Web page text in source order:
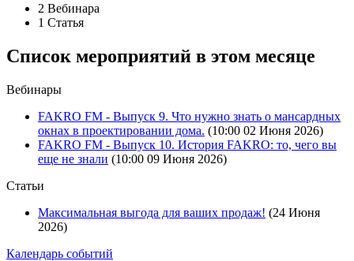
2 Вебинара
1 Статья
Список мероприятий в этом месяце
Вебинары
FAKRO FM - Выпуск 9. Что нужно знать о мансардных
окнах в проектировании дома. (10:00 02 Июня 2026)
FAKRO FM - Выпуск 10. История FAKRO: то, чего вы
еще не знали (10:00 09 Июня 2026)
Статьи
Максимальная выгода для ваших продаж! (24 Июня
2026)
Календарь событий